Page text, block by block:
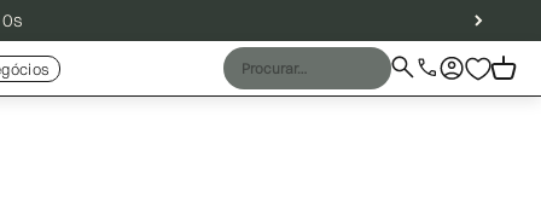
Fechar
Procurar
Llamar
Iniciar sessão